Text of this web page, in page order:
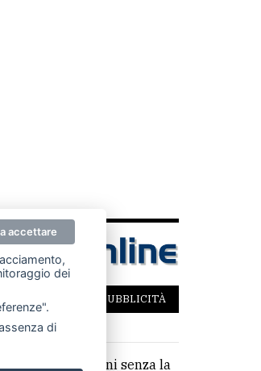
PER LA TUA PUBBLICITÀ
e immagini senza la
dei
di
accettare